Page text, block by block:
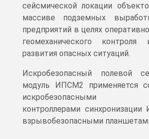
сейсмической локации
массиве подземных
предприятий в целях
геомеханического контроля
развития опасных ситуаций.
Искробезопасный полевой
модуль ИПСМ2 применяется
искробезопасными
контроллерами
взрывобезопасными